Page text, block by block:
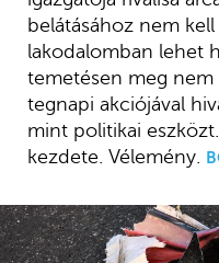
belátásához nem
lakodalomban lehet
temetésen meg nem
tegnapi akciójával
mint politikai
kezdete. Vélemény.